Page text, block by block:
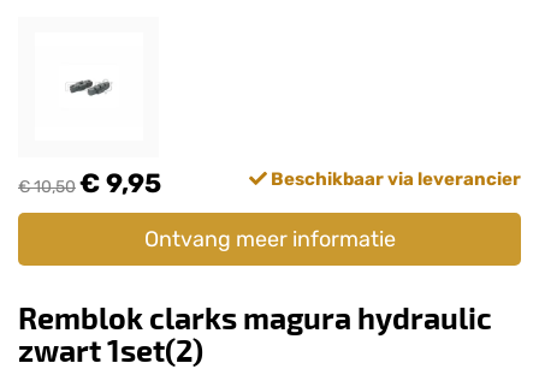
€ 10,50€ 9,95 Beschikbaar via leverancier
Ontvang meer informatie
Remblok clarks magura hydraulic
zwart 1set(2)